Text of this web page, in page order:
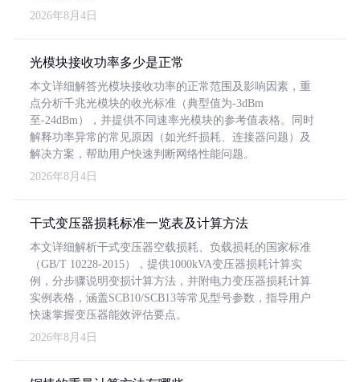
2026年8月4日
光模块接收功率多少是正常
本文详细解答光模块接收功率的正常范围及影响因素，重
点分析千兆光模块的收光标准（典型值为-3dBm
至-24dBm），并提供不同速率光模块的参考值表格。同时
解释功率异常的常见原因（如光纤损耗、连接器问题）及
解决方案，帮助用户快速判断网络性能问题。
2026年8月4日
干式变压器损耗标准一览表及计算方法
本文详细解析干式变压器空载损耗、负载损耗的国家标准
（GB/T 10228-2015），提供1000kVA变压器损耗计算实
例，分步骤说明变损计算方法，并附电力变压器损耗计算
实例表格，涵盖SCB10/SCB13等常见型号参数，指导用户
快速掌握变压器能效评估要点。
2026年8月4日